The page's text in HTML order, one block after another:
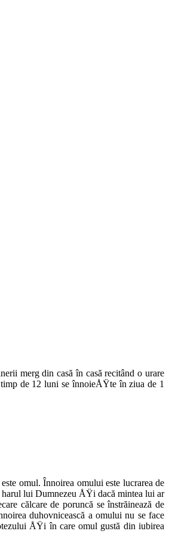
merg din casă în casă recitând o urare
de 12 luni se înnoieÅŸ­te în ziua de 1
omul. Înnoirea omului este lucrarea de
lui Dumnezeu ÅŸi dacă mintea lui ar
călca­re de poruncă se înstrăinează de
duhovnicească a omu­lui nu se face
ÅŸi în care omul gustă din iubirea